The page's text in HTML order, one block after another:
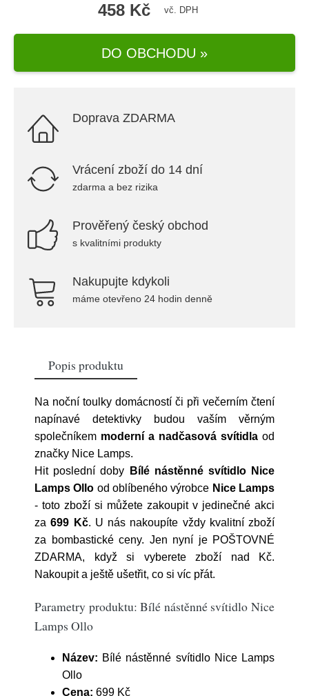
458 Kč vč. DPH
DO OBCHODU »
Doprava ZDARMA
Vrácení zboží do 14 dní
zdarma a bez rizika
Prověřený český obchod
s kvalitními produkty
Nakupujte kdykoli
máme otevřeno 24 hodin denně
Popis produktu
Na noční toulky domácností či při večerním čtení
napínavé detektivky budou vaším věrným
společníkem moderní a nadčasová svítidla od
značky Nice Lamps.
Hit poslední doby
Bílé nástěnné svítidlo Nice
Lamps Ollo od oblíbeného výrobce Nice Lamps
- toto zboží si můžete zakoupit v jedinečné akci
za699 Kč. U nás nakoupíte vždy kvalitní zboží
za bombastické ceny. Jen nyní je POŠTOVNÉ
ZDARMA, když si vyberete zboží nad Kč.
Nakoupit a ještě ušetřit, co si víc přát.
Parametry produktu: Bílé nástěnné svítidlo Nice
Lamps Ollo
Název: Bílé nástěnné svítidlo Nice Lamps
Ollo
Cena: 699 Kč